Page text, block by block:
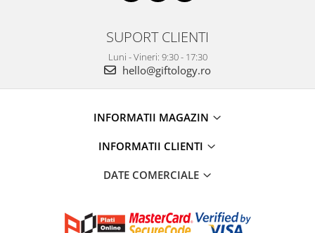
SUPORT CLIENTI
Luni - Vineri: 9:30 - 17:30
hello@giftology.ro
INFORMATII MAGAZIN
INFORMATII CLIENTI
DATE COMERCIALE